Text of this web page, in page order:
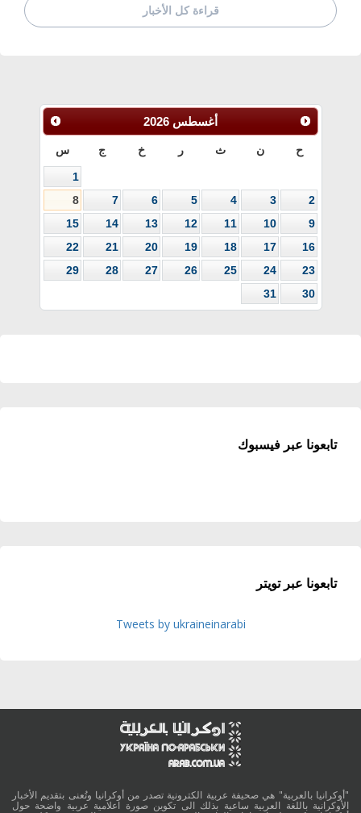
قراءة كل الأخبار
أغسطس 2026
ح ن ث ر خ ج س
1
2
3
4
5
6
7
8
9
10
11
12
13
14
15
16
17
18
19
20
21
22
23
24
25
26
27
28
29
30
31
تابعونا عبر فيسبوك
تابعونا عبر تويتر
Tweets by ukraineinarabi
"أوكرانيا بالعربية" هي صحيفة عربية الكترونية تصدر من أوكرانيا وتُعنى بتقديم الأخبار
الأوكرانية باللغة العربية ساعية بذلك الى تكوين صورة اعلامية عربية واضحة حول